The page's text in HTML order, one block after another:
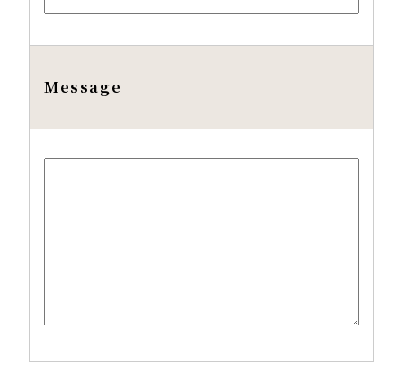
Message